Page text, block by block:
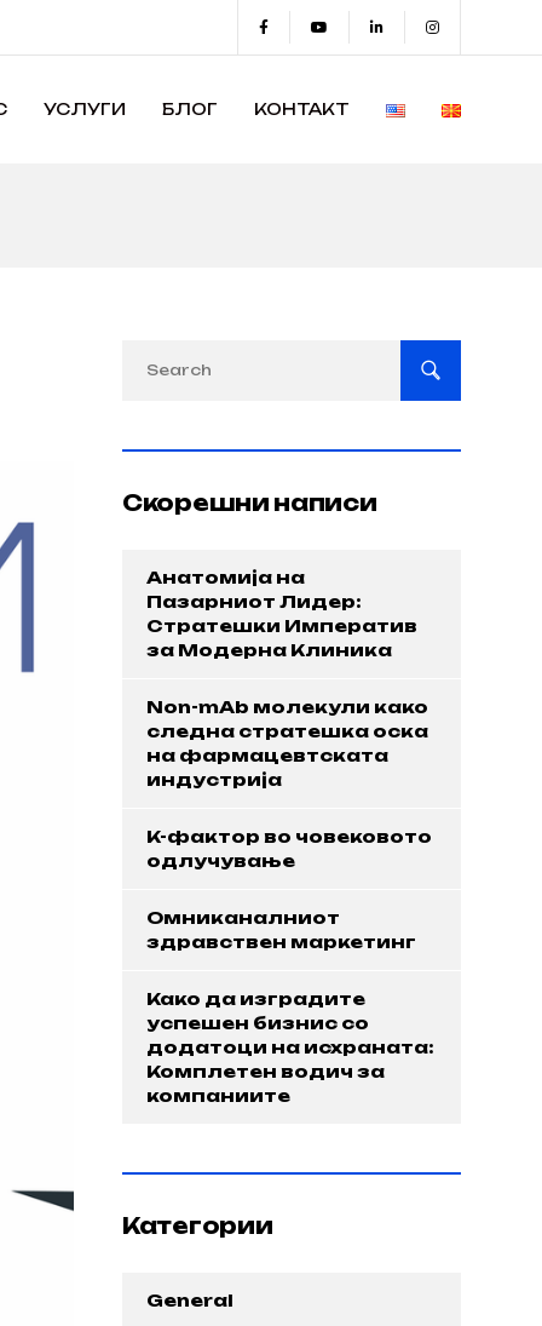
УСЛУГИ БЛОГ КОНТАКТ
Скорешни написи
Анатомија на
Пазарниот Лидер:
Стратешки Императив
за Модерна Клиника
Non-mAb молекули како
следна стратешка оска
на фармацевтската
индустрија
K-фактор во човековото
одлучување
Омниканалниот
здравствен маркетинг
Како да изградите
успешен бизнис со
додатоци на исхраната:
Комплетен водич за
компаниите
Категории
General